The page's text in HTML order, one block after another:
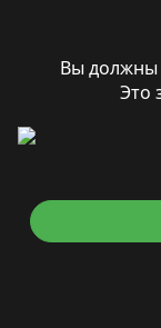
Вы должны
Это